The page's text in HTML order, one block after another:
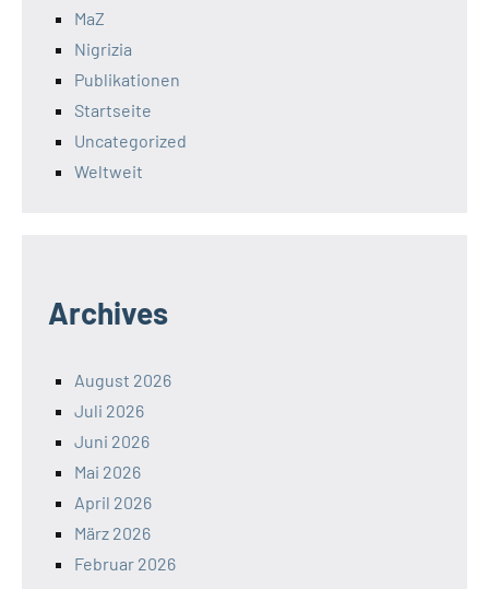
MaZ
Nigrizia
Publikationen
Startseite
Uncategorized
Weltweit
Archives
August 2026
Juli 2026
Juni 2026
Mai 2026
April 2026
März 2026
Februar 2026